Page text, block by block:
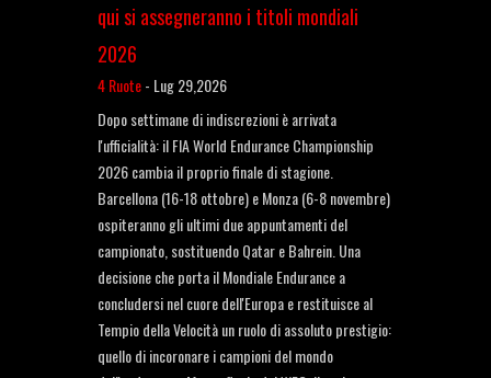
qui si assegneranno i titoli mondiali
2026
4 Ruote- Lug 29,2026
Dopo settimane di indiscrezioni è arrivata
l'ufficialità: il FIA World Endurance Championship
2026 cambia il proprio finale di stagione.
Barcellona (16-18 ottobre) e Monza (6-8 novembre)
ospiteranno gli ultimi due appuntamenti del
campionato, sostituendo Qatar e Bahrein. Una
decisione che porta il Mondiale Endurance a
concludersi nel cuore dell'Europa e restituisce al
Tempio della Velocità un ruolo di assoluto prestigio:
quello di incoronare i campioni del mondo